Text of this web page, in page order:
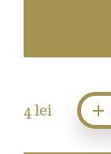
4lei